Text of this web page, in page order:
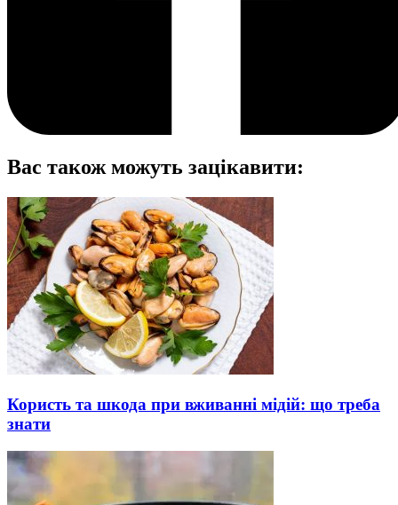
Вас також можуть зацікавити:
Користь та шкода при вживанні мідій: що треба
знати